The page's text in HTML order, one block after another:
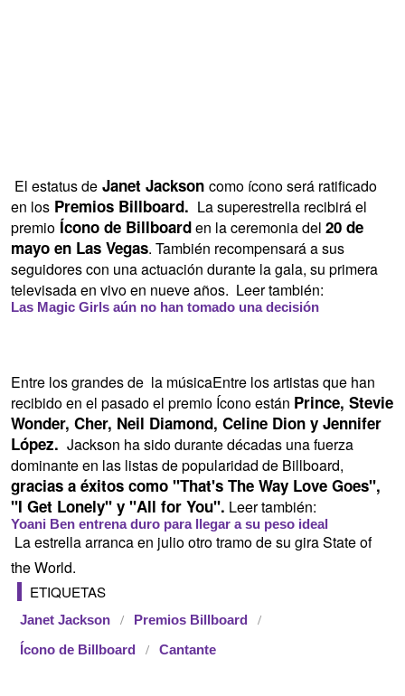
El estatus de Janet Jackson como ícono será ratificado
en los Premios Billboard. La superestrella recibirá el
premio Ícono de Billboarden la ceremonia del 20 de
mayo en Las Vegas. También recompensará a sus
seguidores con una actuación durante la gala, su primera
televisada en vivo en nueve años. Leer también:
Las Magic Girls aún no han tomado una decisión
Entre los grandes de la músicaEntre los artistas que han
recibido en el pasado el premio Ícono están Prince, Stevie
Wonder, Cher, Neil Diamond, Celine Dion y Jennifer
López. Jackson ha sido durante décadas una fuerza
dominante en las listas de popularidad de Billboard,
gracias a éxitos como "That's The Way Love Goes",
''I Get Lonely" y "All for You". Leer también:
Yoani Ben entrena duro para llegar a su peso ideal
La estrella arranca en julio otro tramo de su gira State of
the World.
ETIQUETAS
Janet Jackson Premios Billboard
Ícono de Billboard Cantante